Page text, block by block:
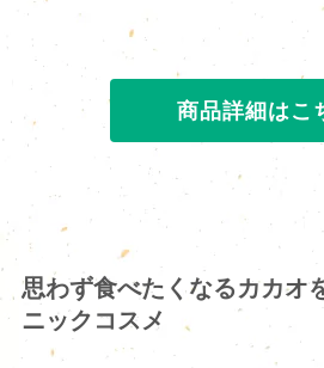
商品詳細はこ
思わず食べたくなるカカオ
ニックコスメ